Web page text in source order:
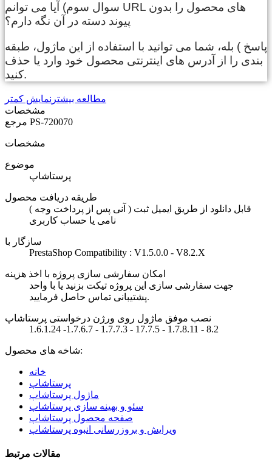
سوال سوم) آیا می توانم URL های محصول را بدون
پیوند دسته در آن نگه دارم؟
پاسخ ) بله، شما می توانید با استفاده از این ماژول، طبقه
بندی را از آدرس های اینترنتی محصول خود وارد یا حذف
کنید.
مطالعه بیشتر نمایش کمتر
مشخصات
PS-720070
مشخصات
موضوع
پرستاشاپ
طریقه دریافت محصول
( آنی پس از پرداخت وجه ) قابل دانلود از طریق ایمیل ثبت
نامی یا حساب کاربری
سازگار با
PrestaShop Compatibility : V1.5.0.0 - V8.2.X
امکان سفارشی سازی پروژه با اخذ هزینه
جهت سفارشی سازی این پروژه تیکت بزنید یا با واحد
پشتیبانی تماس حاصل فرمایید.
نصب موفق ماژول روی ورژن درخواستی پرستاشاپ
1.6.1.24 -1.7.6.7 - 1.7.7.3 - 17.7.5 - 1.7.8.11 - 8.2
شاخه های محصول:
خانه
پرستاشاپ
ماژول پرستاشاپ
سئو و بهینه سازی پرستاشاپ
صفحه محصول پرستاشاپ
ویرایش و بروزرسانی انبوه پرستاشاپ
مقالات مرتبط